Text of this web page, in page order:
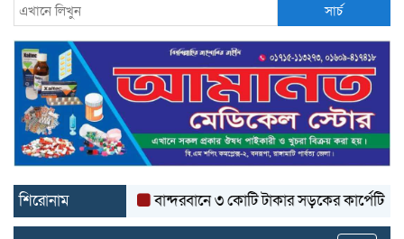
সার্চ
শিরোনাম বান্দরবানে ৩ কোটি টাকার সড়কের কার্পেটিং উঠে